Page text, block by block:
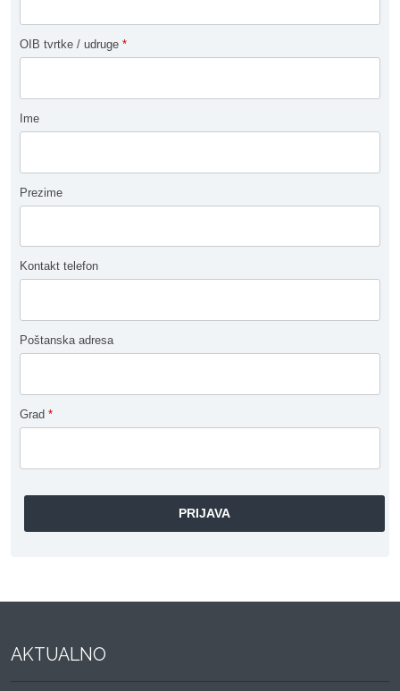
OIB tvrtke / udruge *
Ime
Prezime
Kontakt telefon
Poštanska adresa
Grad *
AKTUALNO